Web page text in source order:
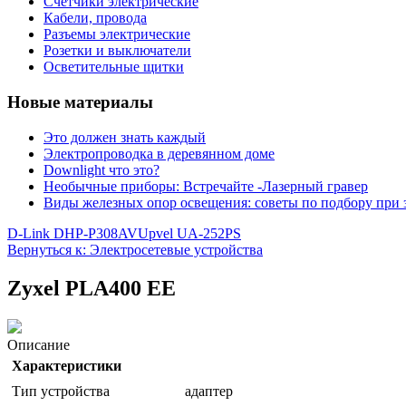
Кабели, провода
Разъемы электрические
Розетки и выключатели
Осветительные щитки
Новые материалы
Это должен знать каждый
Электропроводка в деревянном доме
Downlight что это?
Необычные приборы: Встречайте -Лазерный гравер
Виды железных опор освещения: советы по подбору при
D-Link DHP-P308AVUpvel UA-252PS
Вернуться к: Электросетевые устройства
Zyxel PLA400 EE
Описание
Характеристики
Тип устройства
адаптер